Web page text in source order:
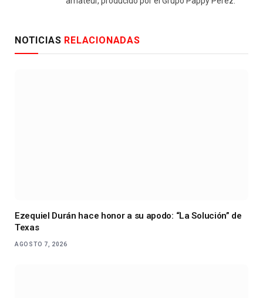
NOTICIAS RELACIONADAS
Ezequiel Durán hace honor a su apodo: “La Solución” de
Texas
AGOSTO 7, 2026